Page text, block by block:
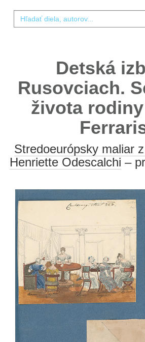
Detská
Rusovciach.
života
Stredoeurópsky maliar
Henriette Odescalchi –